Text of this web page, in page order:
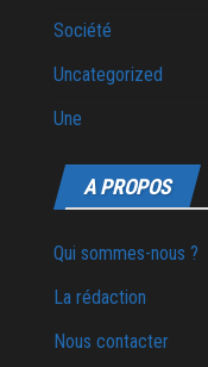
Société
Uncategorized
Une
A PROPOS
Qui sommes-nous ?
La rédaction
Nous contacter